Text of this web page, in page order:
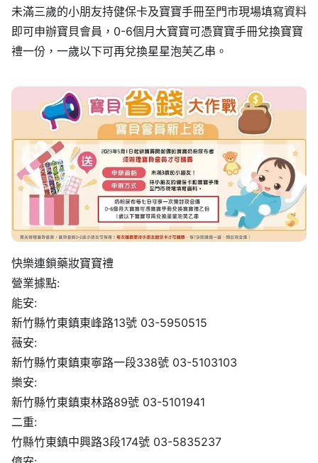
未滿三歲的小朋友持健保卡及寶寶手冊至門市現場填寫資料
即可申辦寶貝會員，0-6個月大寶寶可憑寶寶手冊兌換寶寶
禮一份，一歲以下可再兌換星星泡芙乙串。
快樂連鎖藥妝寶寶禮
營業據點:
能安:
新竹縣竹東鎮東峰路13號 03-5950515
薇安:
新竹縣竹東鎮東寧路一段338號 03-5103103
樂安:
新竹縣竹東鎮東林路89號 03-5101941
二重:
竹縣竹東鎮中興路3段174號 03-5835237